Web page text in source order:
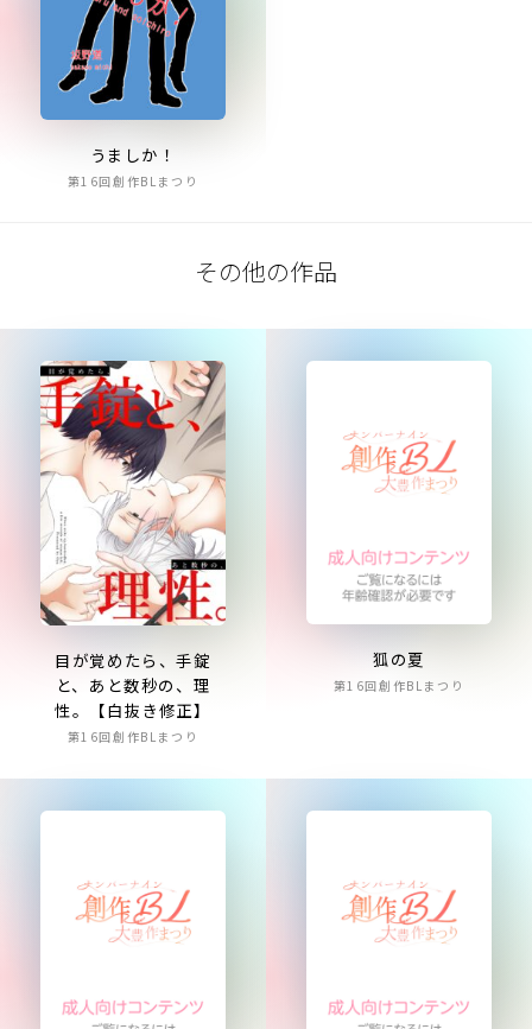
うましか！
第16回創作BLまつり
その他の作品
目が覚めたら、手錠
と、あと数秒の、理
性。【白抜き修正】
第16回創作BLまつり
狐の夏
第16回創作BLまつり